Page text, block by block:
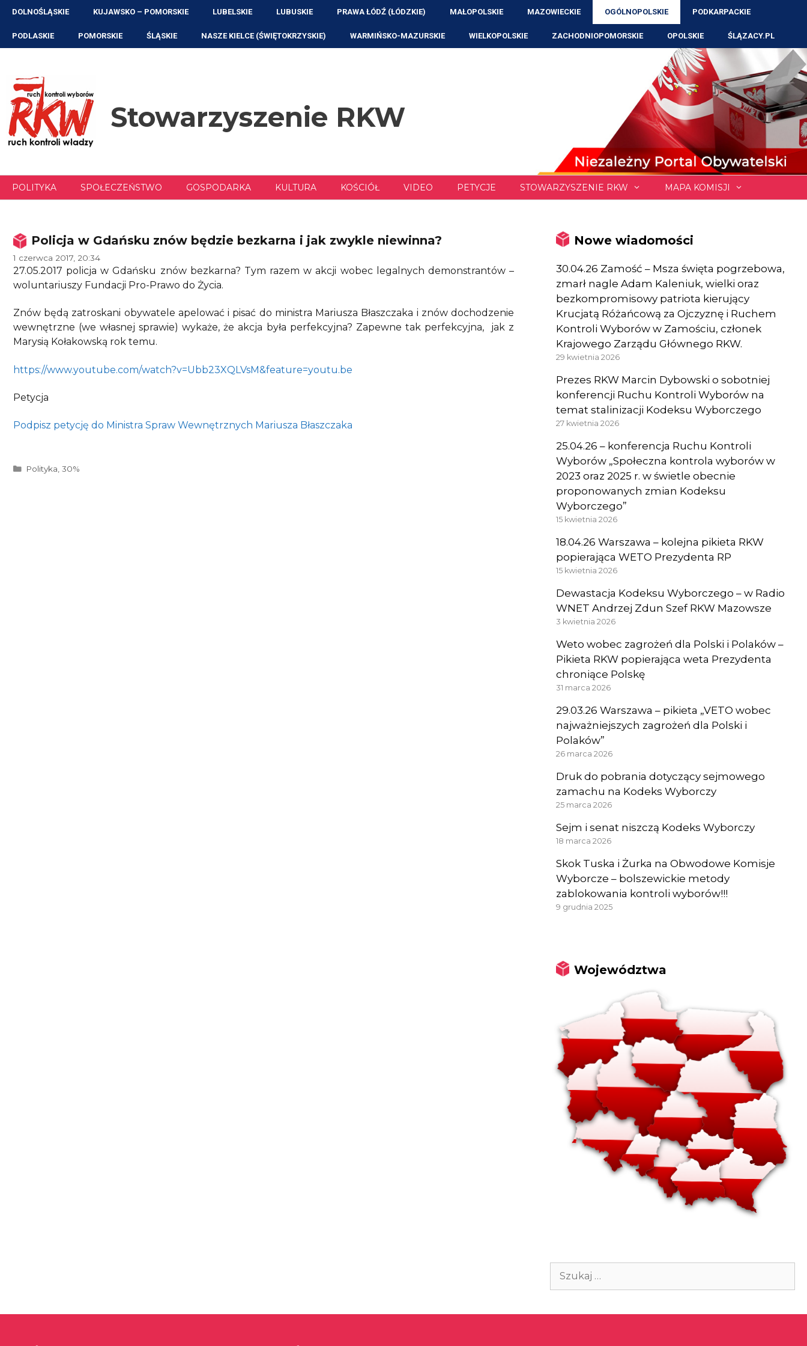
Przejdź
treści
DOLNOŚLĄSKIE KUJAWSKO – POMORSKIE LUBELSKIE LUBUSKIE PRAWA ŁÓDŹ (ŁÓDZKIE) MAŁOPOLSKIE MAZOWIECKIE OGÓLNOPOLSKIE PODKARPACKIE
PODLASKIE POMORSKIE ŚLĄSKIE NASZE KIELCE (ŚWIĘTOKRZYSKIE) WARMIŃSKO-MAZURSKIE WIELKOPOLSKIE ZACHODNIOPOMORSKIE OPOLSKIE ŚLĄZACY.PL
Stowarzyszenie RKW
POLITYKA SPOŁECZEŃSTWO GOSPODARKA KULTURA KOŚCIÓŁ VIDEO PETYCJE STOWARZYSZENIE RKW MAPA KOMISJI
Policja w Gdańsku znów będzie bezkarna i jak zwykle niewinna?
1 czerwca 2017, 20:34
27.05.2017 policja w Gdańsku znów bezkarna? Tym razem w akcji wobec legalnych demonstrantów –
woluntariuszy Fundacji Pro-Prawo do Życia.
Znów będą zatroskani obywatele apelować i pisać do ministra Mariusza Błaszczaka i znów dochodzenie
wewnętrzne (we własnej sprawie) wykaże, że akcja była perfekcyjna? Zapewne tak perfekcyjna, jak z
Marysią Kołakowską rok temu.
https://www.youtube.com/watch?v=Ubb23XQLVsM&feature=youtu.be
Petycja
Podpisz petycję do Ministra Spraw Wewnętrznych Mariusza Błaszczaka
Kategorie
Polityka ,30%
Nowe wiadomości
30.04.26 Zamość – Msza święta pogrzebowa,
zmarł nagle Adam Kaleniuk, wielki oraz
bezkompromisowy patriota kierujący
Krucjatą Różańcową za Ojczyznę i Ruchem
Kontroli Wyborów w Zamościu, członek
Krajowego Zarządu Głównego RKW.
29 kwietnia 2026
Prezes RKW Marcin Dybowski o sobotniej
konferencji Ruchu Kontroli Wyborów na
temat stalinizacji Kodeksu Wyborczego
27 kwietnia 2026
25.04.26 – konferencja Ruchu Kontroli
Wyborów „Społeczna kontrola wyborów w
2023 oraz 2025 r. w świetle obecnie
proponowanych zmian Kodeksu
Wyborczego”
15 kwietnia 2026
18.04.26 Warszawa – kolejna pikieta RKW
popierająca WETO Prezydenta RP
15 kwietnia 2026
Dewastacja Kodeksu Wyborczego – w Radio
WNET Andrzej Zdun Szef RKW Mazowsze
3 kwietnia 2026
Weto wobec zagrożeń dla Polski i Polaków –
Pikieta RKW popierająca weta Prezydenta
chroniące Polskę
31 marca 2026
29.03.26 Warszawa – pikieta „VETO wobec
najważniejszych zagrożeń dla Polski i
Polaków”
26 marca 2026
Druk do pobrania dotyczący sejmowego
zamachu na Kodeks Wyborczy
25 marca 2026
Sejm i senat niszczą Kodeks Wyborczy
18 marca 2026
Skok Tuska i Żurka na Obwodowe Komisje
Wyborcze – bolszewickie metody
zablokowania kontroli wyborów!!!
9 grudnia 2025
Województwa
Szukaj: